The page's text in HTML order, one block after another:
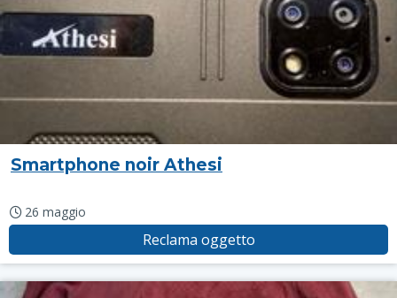
Smartphone noir Athesi
26 maggio
Reclama oggetto